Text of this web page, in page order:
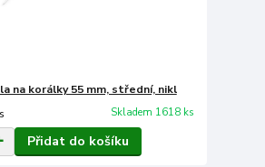
na korálky 55 mm, střední, nikl
Skladem 1618 ks
Přidat do košíku